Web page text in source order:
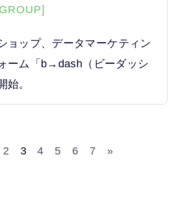
ョップ、データマーケティン
ーム「b→dash（ビーダッシ
始。
2 3 4 5 6 7 »